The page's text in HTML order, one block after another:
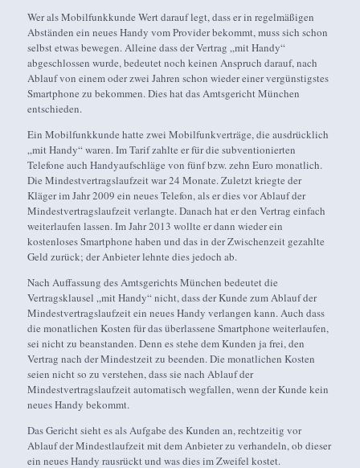
Wer als Mobilfunkkunde Wert darauf legt, dass er in regelmäßigen
Abständen ein neues Handy vom Provider bekommt, muss sich schon
selbst etwas bewegen. Alleine dass der Vertrag „mit Handy“
abgeschlossen wurde, bedeutet noch keinen Anspruch darauf, nach
Ablauf von einem oder zwei Jahren schon wieder einer vergünstigstes
Smartphone zu bekommen. Dies hat das Amtsgericht München
entschieden.
Ein Mobilfunkkunde hatte zwei Mobilfunkverträge, die ausdrücklich
„mit Handy“ waren. Im Tarif zahlte er für die subventionierten
Telefone auch Handyaufschläge von fünf bzw. zehn Euro monatlich.
Die Mindestvertragslaufzeit war 24 Monate. Zuletzt kriegte der
Kläger im Jahr 2009 ein neues Telefon, als er dies vor Ablauf der
Mindestvertragslaufzeit verlangte. Danach hat er den Vertrag einfach
weiterlaufen lassen. Im Jahr 2013 wollte er dann wieder ein
kostenloses Smartphone haben und das in der Zwischenzeit gezahlte
Geld zurück; der Anbieter lehnte dies jedoch ab.
Nach Auffassung des Amtsgerichts München bedeutet die
Vertragsklausel „mit Handy“ nicht, dass der Kunde zum Ablauf der
Mindestvertragslaufzeit ein neues Handy verlangen kann. Auch dass
die monatlichen Kosten für das überlassene Smartphone weiterlaufen,
sei nicht zu beanstanden. Denn es stehe dem Kunden ja frei, den
Vertrag nach der Mindestzeit zu beenden. Die monatlichen Kosten
seien nicht so zu verstehen, dass sie nach Ablauf der
Mindestvertragslaufzeit automatisch wegfallen, wenn der Kunde kein
neues Handy bekommt.
Das Gericht sieht es als Aufgabe des Kunden an, rechtzeitig vor
Ablauf der Mindestlaufzeit mit dem Anbieter zu verhandeln, ob dieser
ein neues Handy rausrückt und was dies im Zweifel kostet.